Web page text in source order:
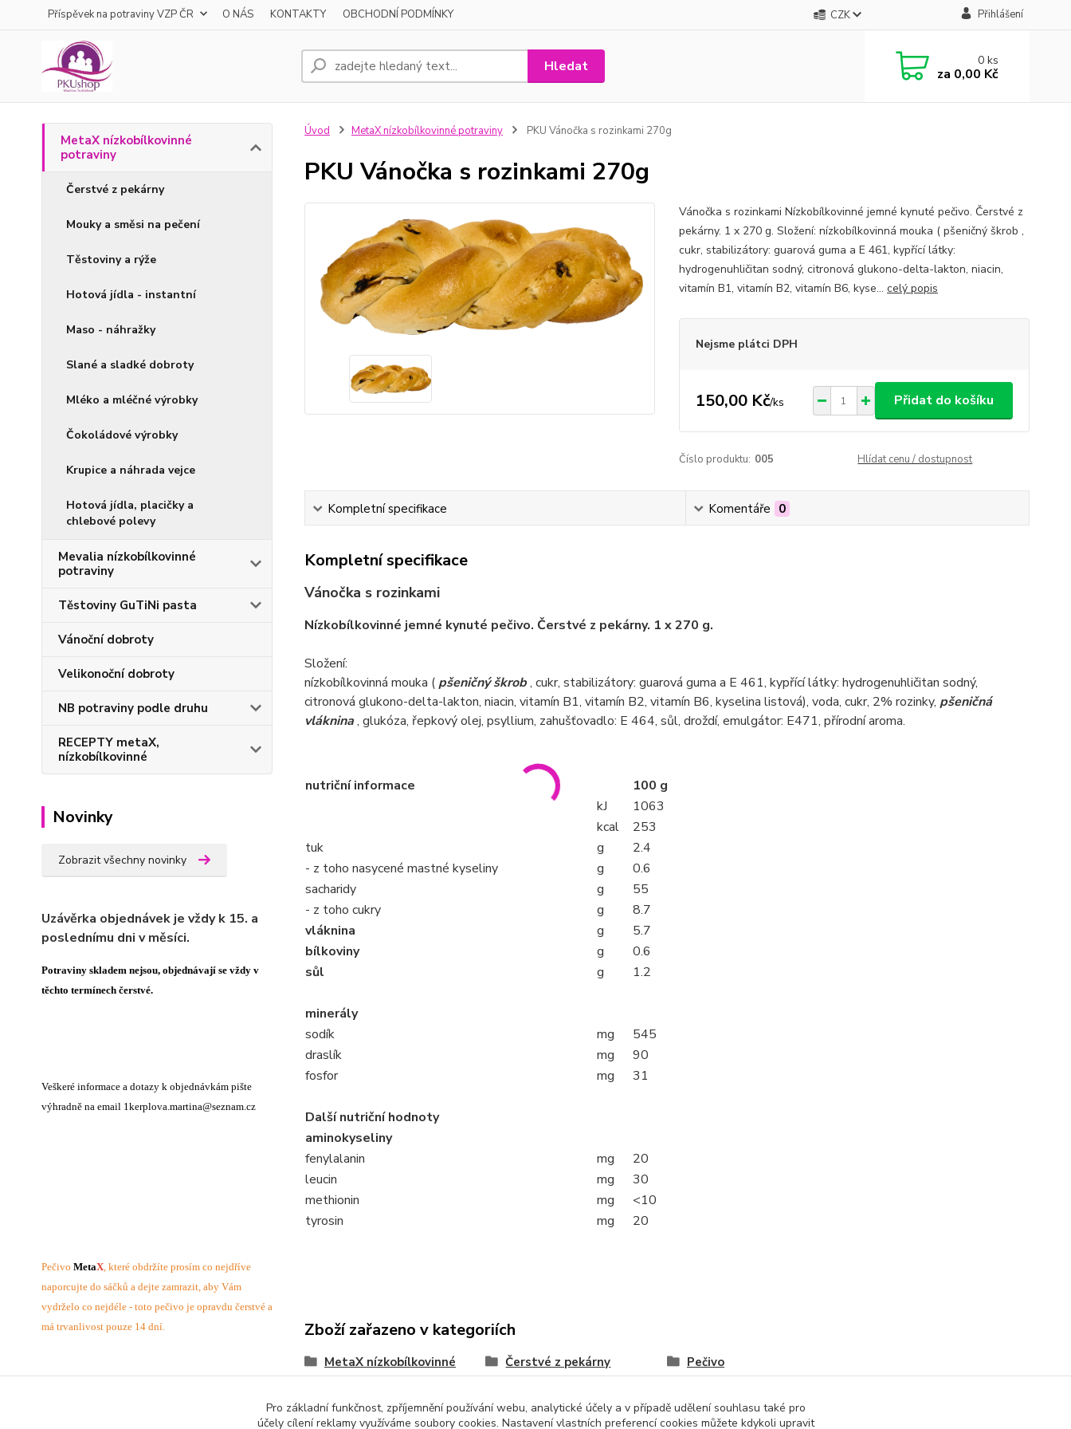
Příspěvek na potraviny VZP ČR O NÁS KONTAKTY OBCHODNÍ PODMÍNKY CZK Přihlášení
Hledat 0ks
za 0,00 Kč
MetaX nízkobílkovinné
potraviny
Čerstvé z pekárny
Mouky a směsi na pečení
Těstoviny a rýže
Hotová jídla - instantní
Maso - náhražky
Slané a sladké dobroty
Mléko a mléčné výrobky
Čokoládové výrobky
Krupice a náhrada vejce
Hotová jídla, placičky a
chlebové polevy
Mevalia nízkobílkovinné
potraviny
Těstoviny GuTiNi pasta
Vánoční dobroty
Velikonoční dobroty
NB potraviny podle druhu
RECEPTY metaX,
nízkobílkovinné
Novinky
Zobrazit všechny novinky
Uzávěrka objednávek je vždy k 15. a
poslednímu dni v měsíci.
Potraviny skladem nejsou, objednávají se vždy v
těchto termínech čerstvé.
Veškeré informace a dotazy k objednávkám pište
výhradně na email 1kerplova.martina@seznam.cz
Pečivo MetaX, které obdržíte prosím co nejdříve
naporcujte do sáčků a dejte zamrazit, aby Vám
vydrželo co nejdéle - toto pečivo je opravdu čerstvé a
má trvanlivost pouze 14 dní.
Úvod MetaX nízkobílkovinné potraviny PKU Vánočka s rozinkami 270g
PKU Vánočka s rozinkami 270g
Vánočka s rozinkami Nízkobílkovinné jemné kynuté pečivo. Čerstvé z
pekárny. 1 x 270 g. Složení: nízkobílkovinná mouka ( pšeničný škrob ,
cukr, stabilizátory: guarová guma a E 461, kypřící látky:
hydrogenuhličitan sodný, citronová glukono-delta-lakton, niacin,
vitamín B1, vitamín B2, vitamín B6, kyse... celý popis
Nejsme plátci DPH
150,00 Kč/ks Přidat do košíku
Číslo produktu: 005 Hlídat cenu / dostupnost
Kompletní specifikace Komentáře 0
Kompletní specifikace
Vánočka s rozinkami
Nízkobílkovinné jemné kynuté pečivo. Čerstvé z pekárny. 1 x 270 g.
Složení:
nízkobílkovinná mouka ( pšeničný škrob, cukr, stabilizátory: guarová guma a E 461, kypřící látky: hydrogenuhličitan sodný,
citronová glukono-delta-lakton, niacin, vitamín B1, vitamín B2, vitamín B6, kyselina listová), voda, cukr, 2% rozinky, pšeničná
vláknina, glukóza, řepkový olej, psyllium, zahušťovadlo: E 464, sůl, droždí, emulgátor: E471, přírodní aroma.
nutriční informace
100 g
kJ
1063
kcal
253
tuk
g
2.4
- z toho nasycené mastné kyseliny
g
0.6
sacharidy
g
55
- z toho cukry
g
8.7
vláknina
g
5.7
bílkoviny
g
0.6
sůl
g 1.2
minerály
sodík
mg
545
draslík
mg
90
fosfor
mg 31
Další nutriční hodnoty
aminokyseliny
fenylalanin
mg
20
leucin
mg
30
methionin
mg
<10
tyrosin
mg 20
Zboží zařazeno v kategoriích
MetaX nízkobílkovinné
potraviny
Čerstvé z pekárny Pečivo
Pro základní funkčnost, zpříjemnění používání webu, analytické účely a v případě udělení souhlasu také pro
účely cílení reklamy využíváme soubory cookies. Nastavení vlastních preferencí cookies můžete kdykoli upravit